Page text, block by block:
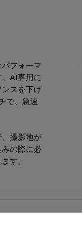
フォーマ
A1専用に
スを下げ
で、急速
撮影地が
の際に必
す。